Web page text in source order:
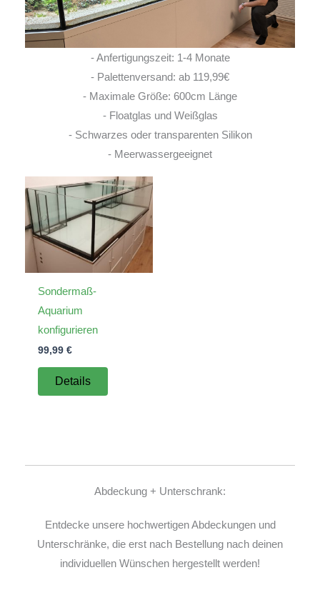
- Anfertigungszeit: 1-4 Monate
- Palettenversand: ab 119,99€
- Maximale Größe: 600cm Länge
- Floatglas und Weißglas
- Schwarzes oder transparenten Silikon
- Meerwassergeeignet
Sondermaß-
Aquarium
konfigurieren
99,99 €
Details
Abdeckung + Unterschrank:
Entdecke unsere hochwertigen Abdeckungen und
Unterschränke, die erst nach Bestellung nach deinen
individuellen Wünschen hergestellt werden!